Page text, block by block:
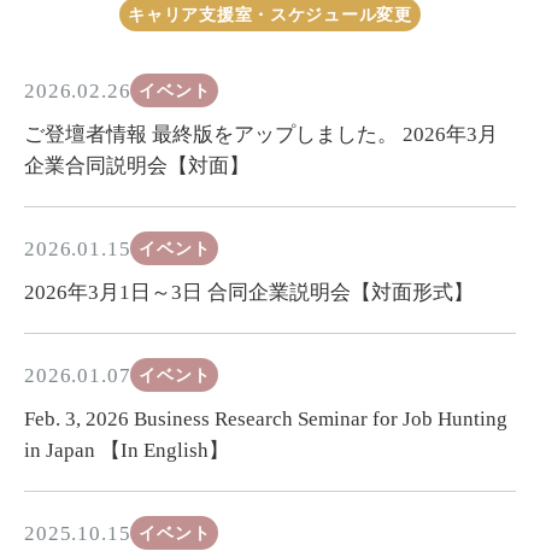
キャリア支援室・スケジュール変更
2026.02.26 イベント
ご登壇者情報 最終版をアップしました。 2026年3月
企業合同説明会【対面】
2026.01.15 イベント
2026年3月1日～3日 合同企業説明会【対面形式】
2026.01.07 イベント
Feb. 3, 2026 Business Research Seminar for Job Hunting
in Japan 【In English】
2025.10.15 イベント